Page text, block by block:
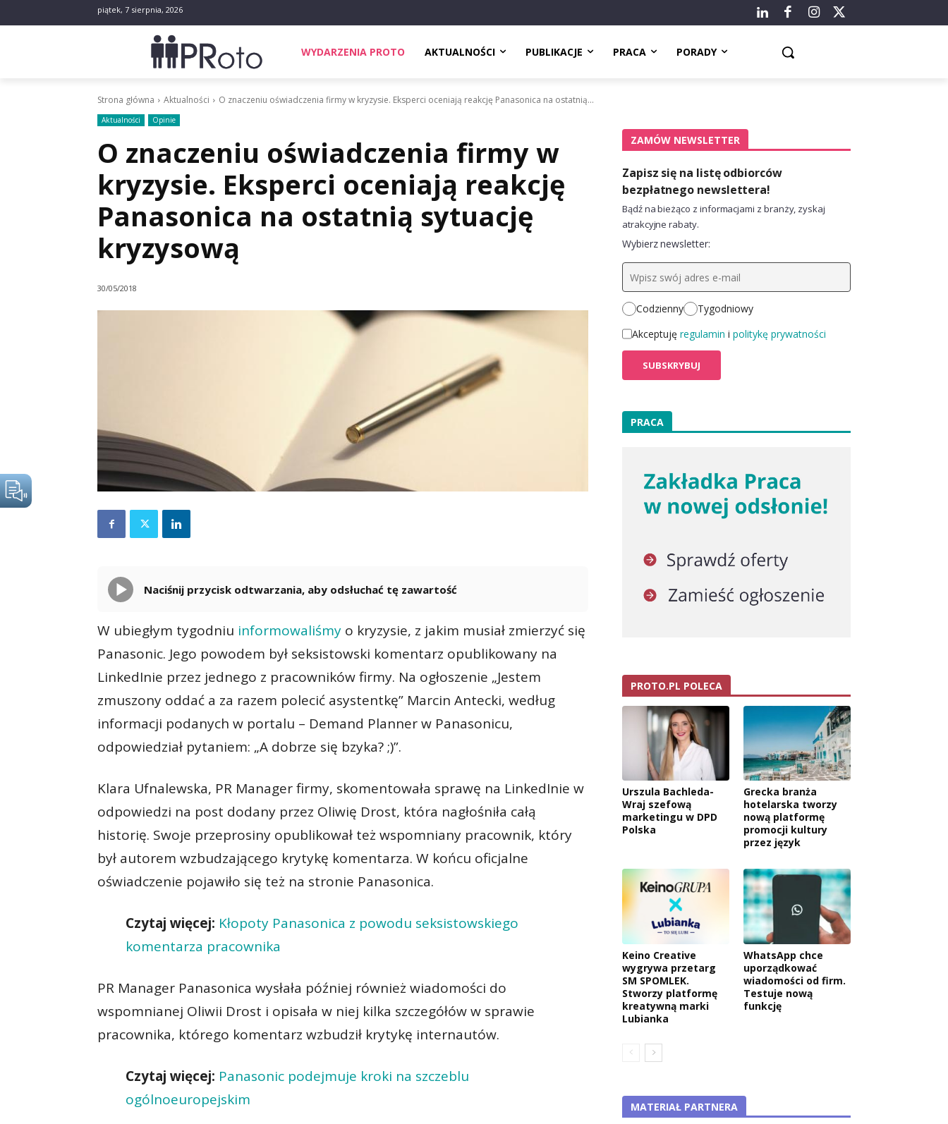
piątek, 7 sierpnia, 2026
WYDARZENIA PROTO AKTUALNOŚCI PUBLIKACJE PRACA PORADY
Strona główna Aktualności O znaczeniu oświadczenia firmy w kryzysie. Eksperci oceniają reakcję Panasonica na ostatnią...
Aktualności Opinie
O znaczeniu oświadczenia firmy w
kryzysie. Eksperci oceniają reakcję
Panasonica na ostatnią sytuację
kryzysową
30/05/2018
Naciśnij przycisk odtwarzania, aby odsłuchać tę zawartość
W ubiegłym tygodniu informowaliśmy o kryzysie, z jakim musiał zmierzyć się
Panasonic. Jego powodem był seksistowski komentarz opublikowany na
LinkedInie przez jednego z pracowników firmy. Na ogłoszenie „Jestem
zmuszony oddać a za razem polecić asystentkę” Marcin Antecki, według
informacji podanych w portalu – Demand Planner w Panasonicu,
odpowiedział pytaniem: „A dobrze się bzyka? ;)”.
Klara Ufnalewska, PR Manager firmy, skomentowała sprawę na LinkedInie w
odpowiedzi na post dodany przez Oliwię Drost, która nagłośniła całą
historię. Swoje przeprosiny opublikował też wspomniany pracownik, który
był autorem wzbudzającego krytykę komentarza. W końcu oficjalne
oświadczenie pojawiło się też na stronie Panasonica.
Czytaj więcej: Kłopoty Panasonica z powodu seksistowskiego
komentarza pracownika
PR Manager Panasonica wysłała później również wiadomości do
wspomnianej Oliwii Drost i opisała w niej kilka szczegółów w sprawie
pracownika, którego komentarz wzbudził krytykę internautów.
Czytaj więcej: Panasonic podejmuje kroki na szczeblu
ogólnoeuropejskim
ZAMÓW NEWSLETTER
Zapisz się na listę odbiorców
bezpłatnego newslettera!
Bądź na bieżąco z informacjami z branży, zyskaj
atrakcyjne rabaty.
Wybierz newsletter:
Codzienny
Tygodniowy
Akceptuję regulamin i politykę prywatności
PRACA
PROTO.PL POLECA
Urszula Bachleda-
Wraj szefową
marketingu w DPD
Polska
Grecka branża
hotelarska tworzy
nową platformę
promocji kultury
przez język
Keino Creative
wygrywa przetarg
SM SPOMLEK.
Stworzy platformę
kreatywną marki
Lubianka
WhatsApp chce
uporządkować
wiadomości od firm.
Testuje nową
funkcję
MATERIAŁ PARTNERA